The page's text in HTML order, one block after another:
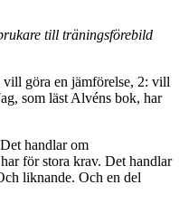
till träningsförebild
vill göra en jämförelse, 2: vill
som läst Alvéns bok, har
handlar om
för stora krav. Det handlar
liknande. Och en del